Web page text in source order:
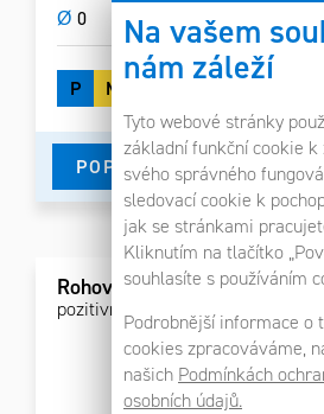
Na vašem
nám záleží
Tyto webové stránky
základní funkční cookie k
svého správného
sledovací cookie k
jak se stránkami
Kliknutím na tlačítko
souhlasíte s používáním
Podrobnější informace o
cookies zpracováváme,
našich Podmínkách
osobních údajů.
Ø 0
P M
POPTAT
Rohová fréza F1600
pozitivní VBD, 2 hrany